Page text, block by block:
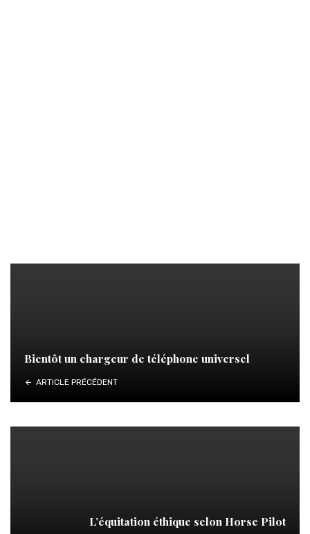
Bientôt un chargeur de téléphone universel
ARTICLE PRÉCÉDENT
L’équitation éthique selon Horse Pilot